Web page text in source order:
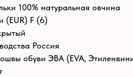
100% натуральная овчина
(EUR) F (6)
Россия
обуви ЭВА (EVA,